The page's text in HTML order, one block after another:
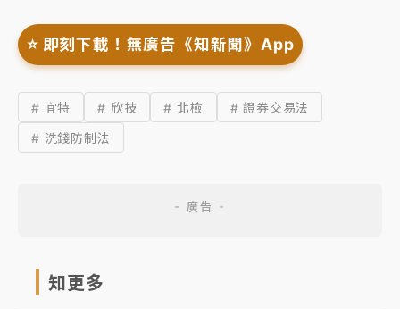
⭐️ 即刻下載！無廣告《知新聞》App
# 宜特 # 欣技 # 北檢
# 證券交易法
# 洗錢防制法
知更多